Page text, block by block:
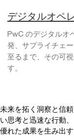
デジタルオペ
PwC のデジタルオ
発、サプライチェ
至るまで、その可
す。
未来を拓く洞察と信
い思考と迅速な行動、
優れた成果を生み出す